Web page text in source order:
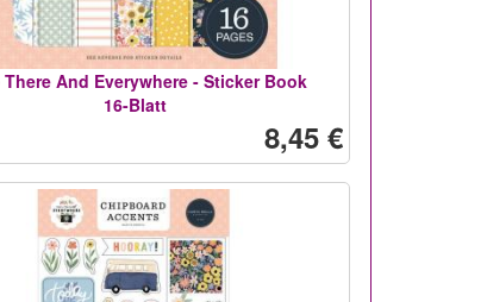
There And Everywhere - Sticker Book
16-Blatt
8,45 €